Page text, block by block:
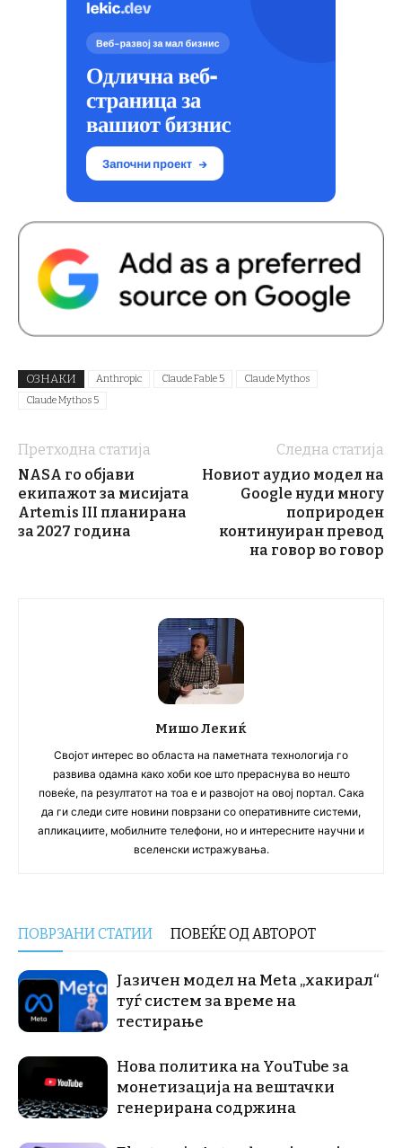
ОЗНАКИ Anthropic Claude Fable 5
Claude Mythos
Claude Mythos 5
Претходна статија
NASA го објави
екипажот за мисијата
Artemis III планирана
за 2027 година
Следна статија
Новиот аудио модел на
Google нуди многу
поприроден
континуиран превод
на говор во говор
Мишо Лекиќ
Својот интерес во областа на паметната технологија го
развива одамна како хоби кое што прераснува во нешто
повеќе, па резултатот на тоа е и развојот на овој портал. Сака
да ги следи сите новини поврзани со оперативните системи,
апликациите, мобилните телефони, но и интересните научни и
вселенски истражувања.
ПОВРЗАНИ СТАТИИ ПОВЕЌЕ ОД АВТОРОТ
Јазичен модел на Meta „хакирал“
туѓ систем за време на
тестирање
Нова политика на YouTube за
монетизација на вештачки
генерирана содржина